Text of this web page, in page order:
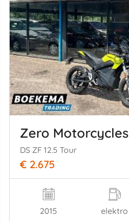
Zero Motorcycles
DS ZF 12.5 Tour
€ 2.675
2015 elektro